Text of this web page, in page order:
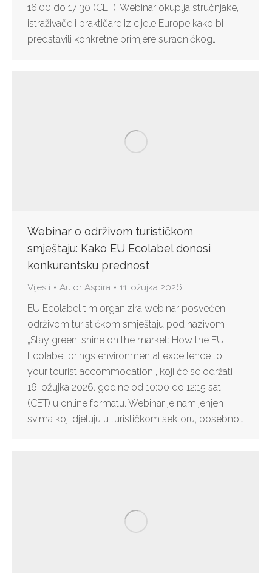
16:00 do 17:30 (CET). Webinar okuplja stručnjake,
istraživače i praktičare iz cijele Europe kako bi
predstavili konkretne primjere suradničkog…
Webinar o održivom turističkom
smještaju: Kako EU Ecolabel donosi
konkurentsku prednost
Vijesti Autor Aspira 11. ožujka 2026.
EU Ecolabel tim organizira webinar posvećen
održivom turističkom smještaju pod nazivom
„Stay green, shine on the market: How the EU
Ecolabel brings environmental excellence to
your tourist accommodation“, koji će se održati
16. ožujka 2026. godine od 10:00 do 12:15 sati
(CET) u online formatu. Webinar je namijenjen
svima koji djeluju u turističkom sektoru, posebno…